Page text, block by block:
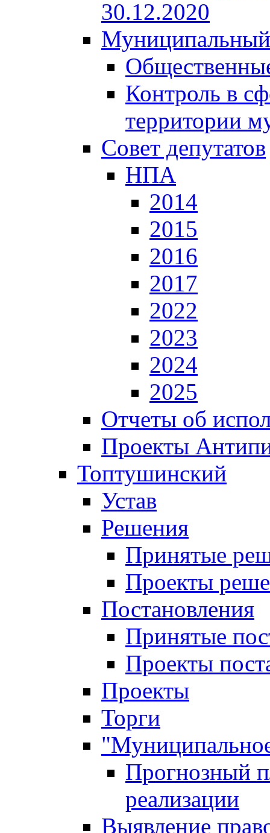
30.12.2020
Муниципальный
Контроль в
территории
Совет депутатов
НПА
2014
2015
2016
2017
2022
2023
2024
2025
Отчеты об
Проекты
Топтушинский
Устав
Решения
Принятые
Проекты
Постановления
Принятые
Проекты
Проекты
Торги
Прогнозный
реализации
Выявление